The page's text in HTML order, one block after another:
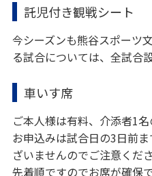
託児付き観戦シート
今シーズンも熊谷スポーツ
る試合については、全試合
車いす席
ご本人様は有料、介添者1名
お申込みは試合日の3日前
ざいませんのでご注意くださ
先着順ですのでお席が確保